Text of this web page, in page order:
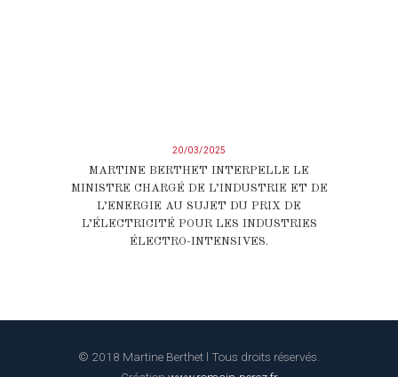
20/03/2025
MARTINE BERTHET INTERPELLE LE
MINISTRE CHARGÉ DE L’INDUSTRIE ET DE
L’ENERGIE AU SUJET DU PRIX DE
L’ÉLECTRICITÉ POUR LES INDUSTRIES
ÉLECTRO-INTENSIVES.
© 2018 Martine Berthet l Tous droits réservés.